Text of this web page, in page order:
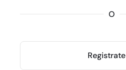
O
Registrate